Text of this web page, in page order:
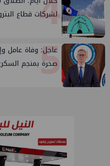
لشركات قطاع
5
صخرة بمنجم